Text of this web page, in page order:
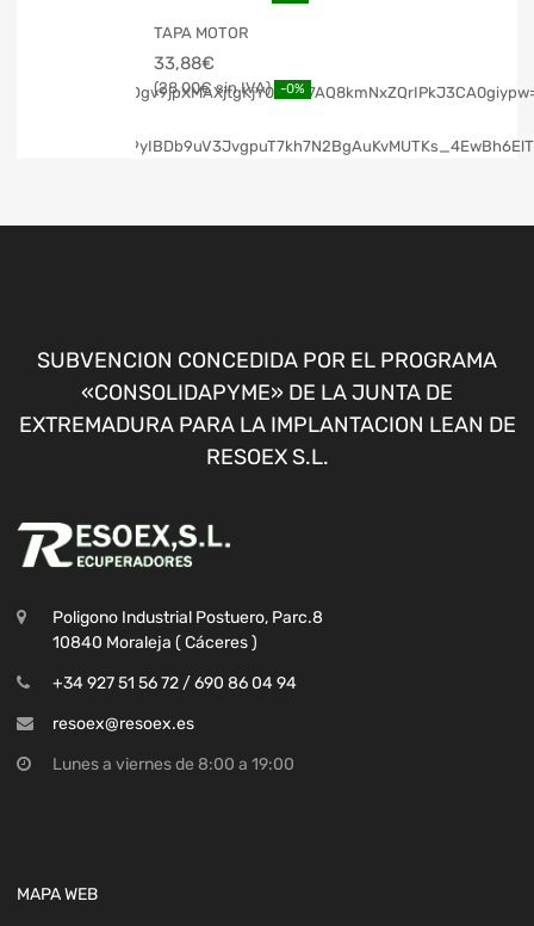
TAPA MOTOR
33,88€
28,00€ -0%
SUBVENCION CONCEDIDA POR EL PROGRAMA
«CONSOLIDAPYME» DE LA JUNTA DE
EXTREMADURA PARA LA IMPLANTACION LEAN DE
RESOEX S.L.
Poligono Industrial Postuero, Parc.8
10840 Moraleja ( Cáceres )
+34 927 51 56 72 / 690 86 04 94
resoex@resoex.es
Lunes a viernes de 8:00 a 19:00
MAPA WEB